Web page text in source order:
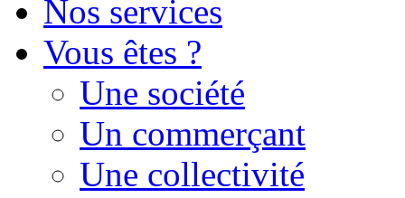
Nos services
Vous êtes ?
Une société
Un commerçant
Une collectivité